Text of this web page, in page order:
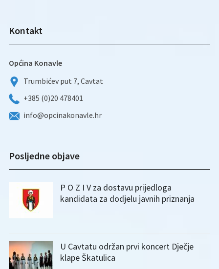
Kontakt
Općina Konavle
Trumbićev put 7, Cavtat
+385 (0)20 478401
info@opcinakonavle.hr
Posljedne objave
P O Z I V za dostavu prijedloga
kandidata za dodjelu javnih priznanja
U Cavtatu održan prvi koncert Dječje
klape Škatulica